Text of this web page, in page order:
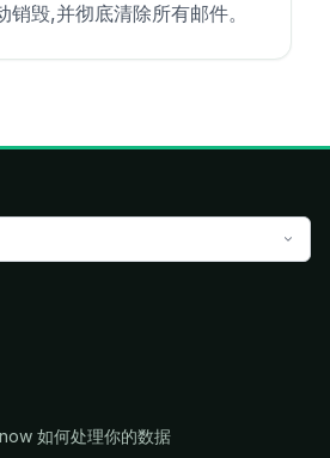
销毁,并彻底清除所有邮件。
如何处理你的数据